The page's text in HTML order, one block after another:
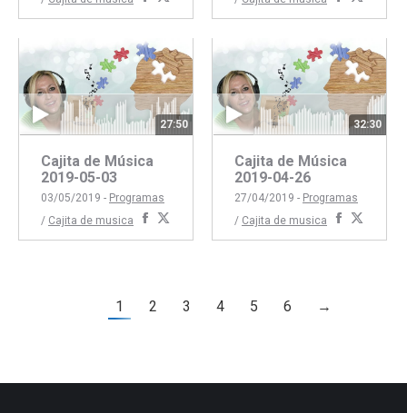
con
Facebook
con
Twitter
concon
27:50
Cajita de Música
2019-05-03
03/05/2019 - Programas
/ Cajita de musica
Compartir
concon
32:30
Cajita de Música
2019-04-26
27/04/2019 - Programas
/ Cajita de musica
Compartir
concon
1 2 3 4 5 6 →